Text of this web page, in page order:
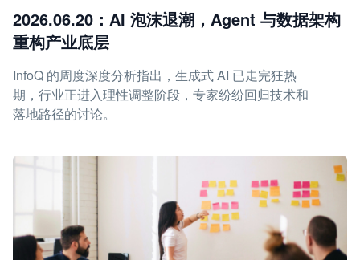
2026.06.20：AI 泡沫退潮，Agent 与数据架构
重构产业底层
InfoQ 的周度深度分析指出，生成式 AI 已走完狂热
期，行业正进入理性调整阶段，专家纷纷回归技术和
落地路径的讨论。